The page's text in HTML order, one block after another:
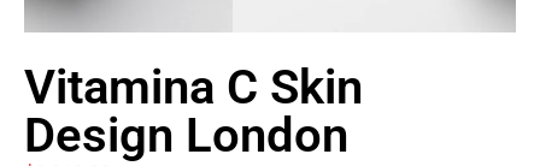
Vitamina C Skin
Design London